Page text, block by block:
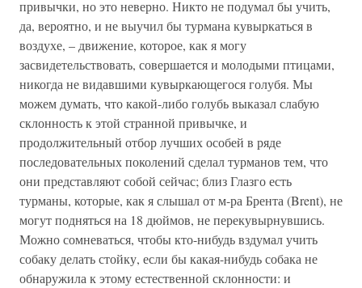
привычки, но это неверно. Никто не подумал бы учить,
да, вероятно, и не выучил бы турмана кувыркаться в
воздухе, – движение, которое, как я могу
засвидетельствовать, совершается и молодыми птицами,
никогда не видавшими кувыркающегося голубя. Мы
можем думать, что какой-либо голубь выказал слабую
склонность к этой странной привычке, и
продолжительный отбор лучших особей в ряде
последовательных поколений сделал турманов тем, что
они представляют собой сейчас; близ Глазго есть
турманы, которые, как я слышал от м-ра Брента (Brent), не
могут подняться на 18 дюймов, не перекувырнувшись.
Можно сомневаться, чтобы кто-нибудь вздумал учить
собаку делать стойку, если бы какая-нибудь собака не
обнаружила к этому естественной склонности: и